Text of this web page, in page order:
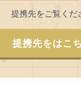
提携先をご覧くだ
提携先をはこ